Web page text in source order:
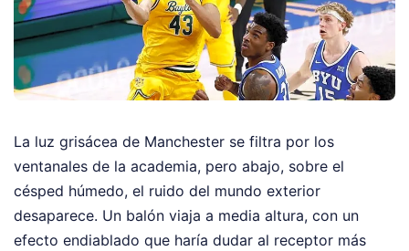
La luz grisácea de Manchester se filtra por los
ventanales de la academia, pero abajo, sobre el
césped húmedo, el ruido del mundo exterior
desaparece. Un balón viaja a media altura, con un
efecto endiablado que haría dudar al receptor más